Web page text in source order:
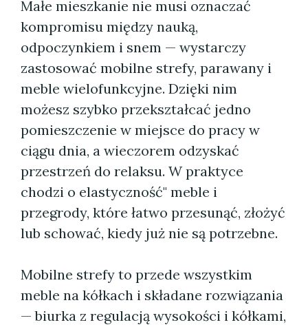
Małe mieszkanie nie musi oznaczać
kompromisu między nauką,
odpoczynkiem i snem — wystarczy
zastosować mobilne strefy, parawany i
meble wielofunkcyjne. Dzięki nim
możesz szybko przekształcać jedno
pomieszczenie w miejsce do pracy w
ciągu dnia, a wieczorem odzyskać
przestrzeń do relaksu. W praktyce
chodzi o elastyczność" meble i
przegrody, które łatwo przesunąć, złożyć
lub schować, kiedy już nie są potrzebne.
Mobilne strefy to przede wszystkim
meble na kółkach i składane rozwiązania
— biurka z regulacją wysokości i kółkami,